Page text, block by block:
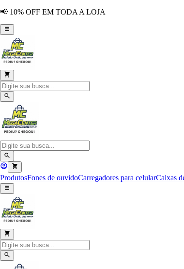
📢 10% OFF EM TODA A LOJA
ProdutosFones de ouvidoCarregadores para celularCaixas